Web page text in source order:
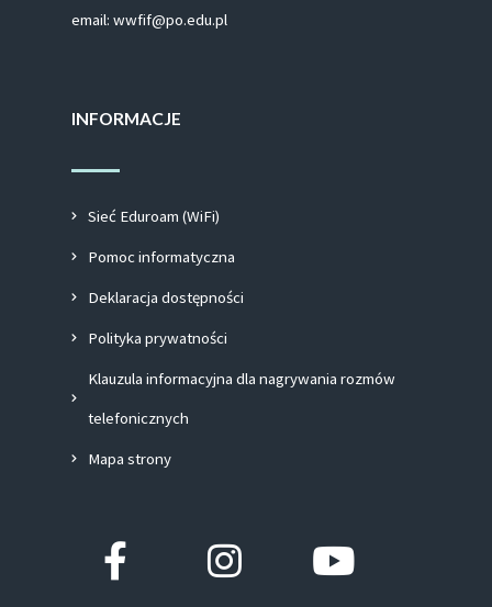
email: wwfif@po.edu.pl
INFORMACJE
Sieć Eduroam (WiFi)
Pomoc informatyczna
Deklaracja dostępności
Polityka prywatności
Klauzula informacyjna dla nagrywania rozmów
telefonicznych
Mapa strony
f